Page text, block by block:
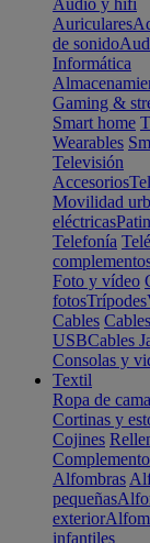
Audio y hifi
Auriculares
de sonido
Informática
Gaming &
Smart home
Wearables
Televisión
Accesorios
Movilidad
eléctricas
Telefonía
Foto y vídeo
fotosTrípodes
Cables
USBCables
Consolas y
Textil
Ropa de cama
Cortinas y
Cojines
Alfombras
pequeñas
exterior
infantiles